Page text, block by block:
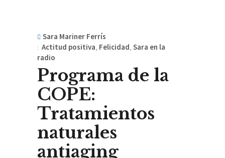
Sara Mariner Ferrís
Actitud positiva Felicidad Sara en la
radio
Programa de la
COPE:
Tratamientos
naturales
antiaging